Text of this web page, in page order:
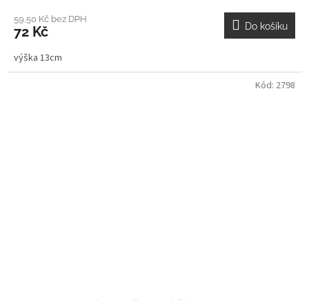
59,50 Kč bez DPH
72 Kč Do košíku
výška 13cm
Kód: 2798